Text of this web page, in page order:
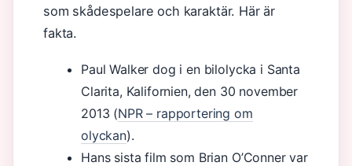
som skådespelare och karaktär. Här är
fakta.
Paul Walker dog i en bilolycka i Santa
Clarita, Kalifornien, den 30 november
2013 (NPR – rapportering om
olyckan).
Hans sista film som Brian O’Conner var